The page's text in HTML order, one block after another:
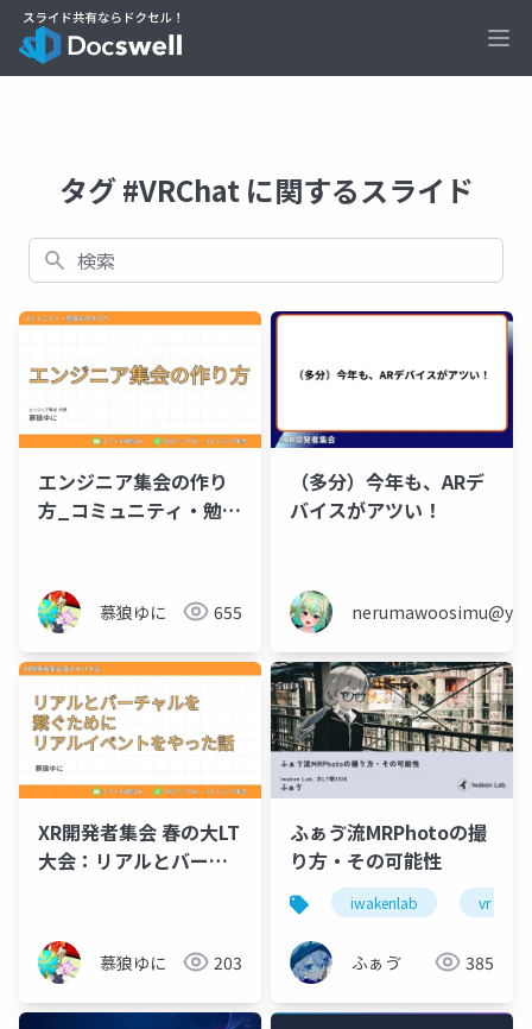
タグ #VRChat に関するスライド
検索
エンジニア集会の作り
方_コミュニティ・勉強
慕狼ゆに 655
（多分）今年も、ARデ
バイスがアツい！
XR開発者集会 春の大LT
大会：リアルとバーチ
慕狼ゆに 203
ふぁゔ流MRPhotoの撮
り方・その可能性
iwakenlab vr
ふぁゔ 385